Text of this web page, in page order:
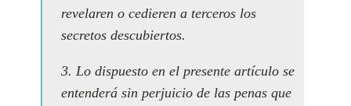
revelaren o cedieren a terceros los
secretos descubiertos.
3. Lo dispuesto en el presente artículo se
entenderá sin perjuicio de las penas que